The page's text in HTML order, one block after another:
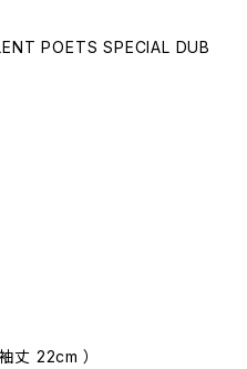
POETS SPECIAL DUB
丈 22cm ）